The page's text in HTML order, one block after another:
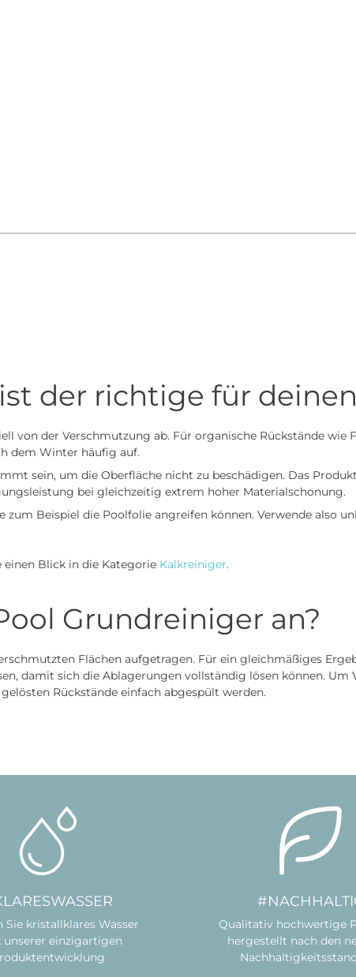
der richtige für
von der Verschmutzung ab. Für organische Rückstände wie
dem Winter häufig auf.
sein, um die Oberfläche nicht zu beschädigen. Das Produkt
bei gleichzeitig extrem hoher Materialschonung.
Beispiel die Poolfolie angreifen können. Verwende also
Blick in die Kategorie Kalkreiniger.
Grundreiniger an?
Flächen aufgetragen. Für ein gleichmäßiges
damit sich die Ablagerungen vollständig lösen können.
Rückstände einfach abgespült werden.
Sie kristallklares Wasser
unserer einzigartigen
Qualitativ hochwertige
hergestellt nach den